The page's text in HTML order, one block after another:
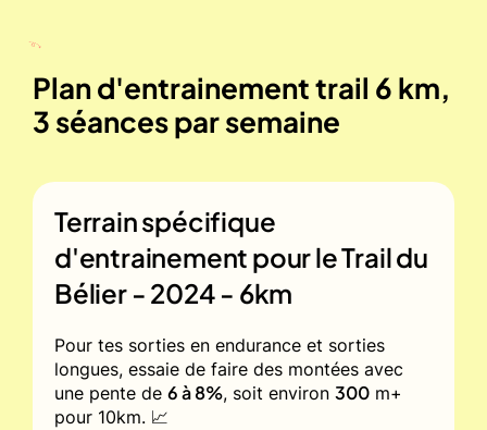
Plan d'entrainement trail 6 km,
3 séances par semaine
Terrain spécifique
d'entrainement pour leTrail du
Bélier - 2024 - 6km
Pour tes sorties en endurance et sorties
longues, essaie de faire des montées avec
une pente de 6 à 8%, soit environ 300 m+
pour 10km. 📈